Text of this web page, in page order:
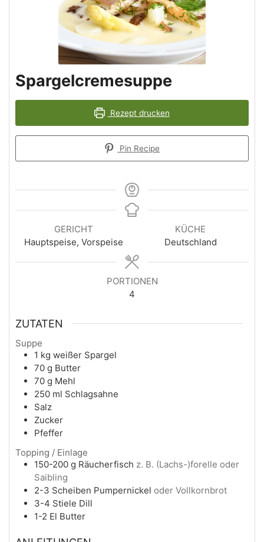
Spargelcremesuppe
Rezept drucken
Pin Recipe
GERICHT
Hauptspeise, Vorspeise
KÜCHE
Deutschland
PORTIONEN
4
ZUTATEN
Suppe
1 kg weißer Spargel
70 g Butter
70 g Mehl
250 ml Schlagsahne
Salz
Zucker
Pfeffer
Topping / Einlage
150-200 g Räucherfisch z. B. (Lachs-)forelle oder
Saibling
2-3 Scheiben Pumpernickel oder Vollkornbrot
3-4 Stiele Dill
1-2 El Butter